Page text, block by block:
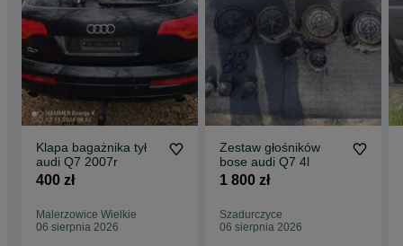
Klapa bagażnika tył
audi Q7 2007r
400 zł
Malerzowice Wielkie
06 sierpnia 2026
Zestaw głośników
bose audi Q7 4l
1 800 zł
Szadurczyce
06 sierpnia 2026